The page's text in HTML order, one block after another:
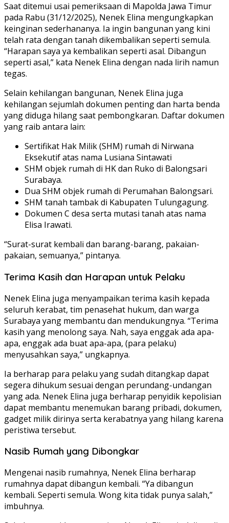
Saat ditemui usai pemeriksaan di Mapolda Jawa Timur
pada Rabu (31/12/2025), Nenek Elina mengungkapkan
keinginan sederhananya. Ia ingin bangunan yang kini
telah rata dengan tanah dikembalikan seperti semula.
“Harapan saya ya kembalikan seperti asal. Dibangun
seperti asal,” kata Nenek Elina dengan nada lirih namun
tegas.
Selain kehilangan bangunan, Nenek Elina juga
kehilangan sejumlah dokumen penting dan harta benda
yang diduga hilang saat pembongkaran. Daftar dokumen
yang raib antara lain:
Sertifikat Hak Milik (SHM) rumah di Nirwana
Eksekutif atas nama Lusiana Sintawati
SHM objek rumah di HK dan Ruko di Balongsari
Surabaya.
Dua SHM objek rumah di Perumahan Balongsari.
SHM tanah tambak di Kabupaten Tulungagung.
Dokumen C desa serta mutasi tanah atas nama
Elisa Irawati.
“Surat-surat kembali dan barang-barang, pakaian-
pakaian, semuanya,” pintanya.
Terima Kasih dan Harapan untuk Pelaku
Nenek Elina juga menyampaikan terima kasih kepada
seluruh kerabat, tim penasehat hukum, dan warga
Surabaya yang membantu dan mendukungnya. “Terima
kasih yang menolong saya. Nah, saya enggak ada apa-
apa, enggak ada buat apa-apa, (para pelaku)
menyusahkan saya,” ungkapnya.
Ia berharap para pelaku yang sudah ditangkap dapat
segera dihukum sesuai dengan perundang-undangan
yang ada. Nenek Elina juga berharap penyidik kepolisian
dapat membantu menemukan barang pribadi, dokumen,
gadget milik dirinya serta kerabatnya yang hilang karena
peristiwa tersebut.
Nasib Rumah yang Dibongkar
Mengenai nasib rumahnya, Nenek Elina berharap
rumahnya dapat dibangun kembali. “Ya dibangun
kembali. Seperti semula. Wong kita tidak punya salah,”
imbuhnya.